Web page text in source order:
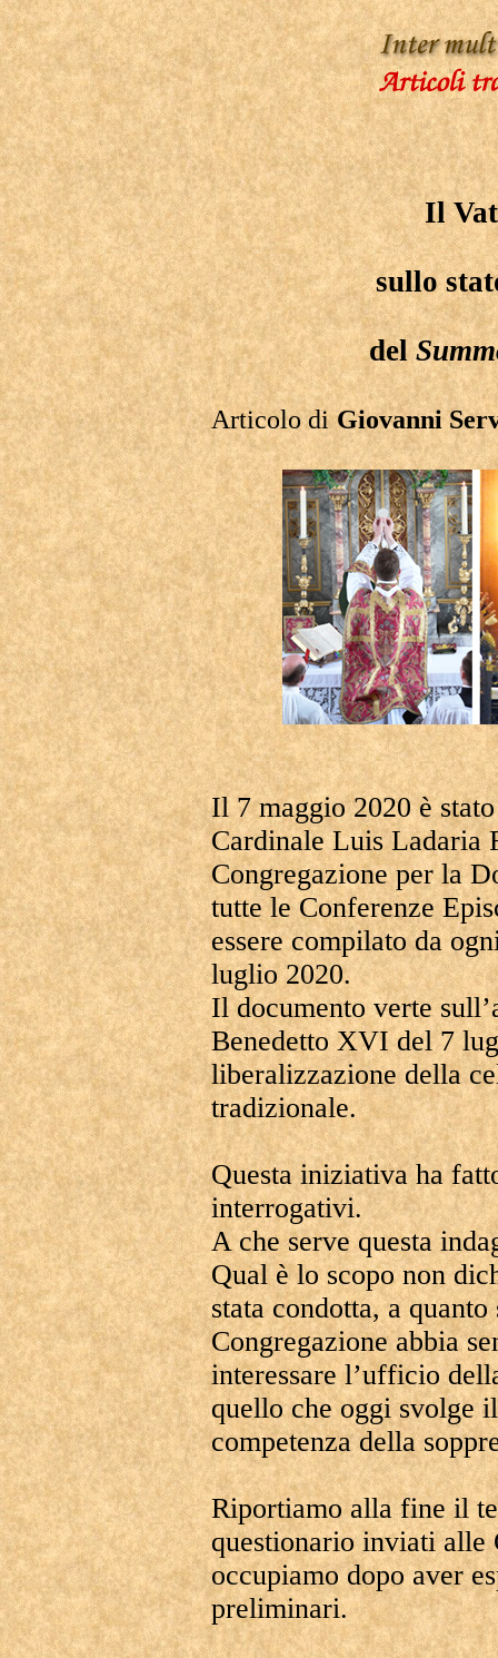
Il
sullo
del
Articolo di Giovanni
Il 7 maggio 2020 è
Cardinale Luis Ladaria
Congregazione per la
tutte le Conferenze
essere compilato da
luglio 2020.
Il documento verte
Benedetto XVI del 7
liberalizzazione della
tradizionale.
Questa iniziativa ha
interrogativi.
A che serve questa
Qual è lo scopo non
stata condotta, a quanto
Congregazione abbia
interessare l’ufficio
quello che oggi svolge
competenza della
Riportiamo alla fine il
questionario inviati alle
occupiamo dopo aver
preliminari.